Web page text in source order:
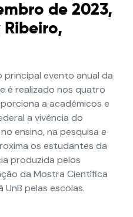
de 2023,
principal evento anual da
é realizado nos quatro
a acadêmicos e
a vivência do
ensino, na pesquisa e
os estudantes da
produzida pelos
da Mostra Científica
pelas escolas.